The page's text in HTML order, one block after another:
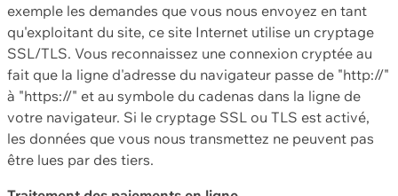
exemple les demandes que vous nous envoyez en tant
qu'exploitant du site, ce site Internet utilise un cryptage
SSL/TLS. Vous reconnaissez une connexion cryptée au
fait que la ligne d'adresse du navigateur passe de "http://"
à "https://" et au symbole du cadenas dans la ligne de
votre navigateur. Si le cryptage SSL ou TLS est activé,
les données que vous nous transmettez ne peuvent pas
être lues par des tiers.